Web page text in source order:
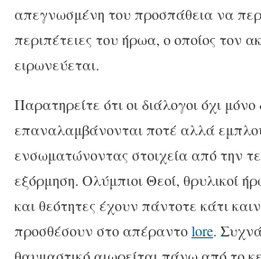
απεγνωσμένη του προσπάθεια να
περιπέτειες του ήρωα, ο οποίος τον
ειρωνεύεται.
Παρατηρείτε ότι οι διάλογοι όχι μόνο
επαναλαμβάνονται ποτέ αλλά
ενσωματώνοντας στοιχεία από την
εξόρμηση. Ολύμπιοι Θεοί, θρυλικοί
και θεότητες έχουν πάντοτε κάτι
προσθέσουν στο απέραντοlore.